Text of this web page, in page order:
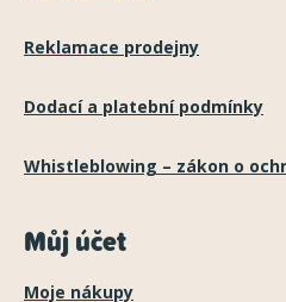
Reklamace prodejny
Dodací a platební podmínky
Whistleblowing – zákon o
Můj účet
Moje nákupy